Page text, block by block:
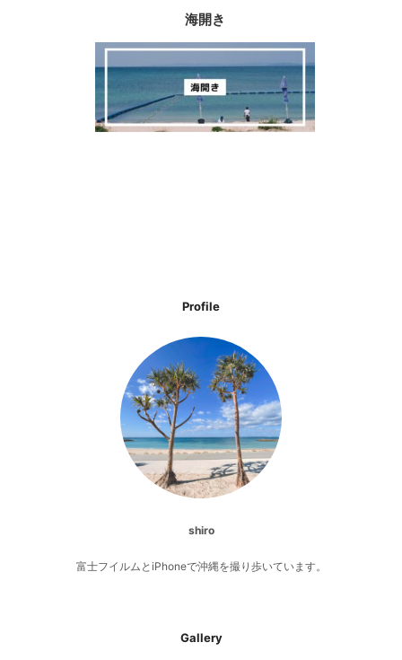
海開き
Profile
shiro
富士フイルムとiPhoneで沖縄を撮り歩いています。
Gallery